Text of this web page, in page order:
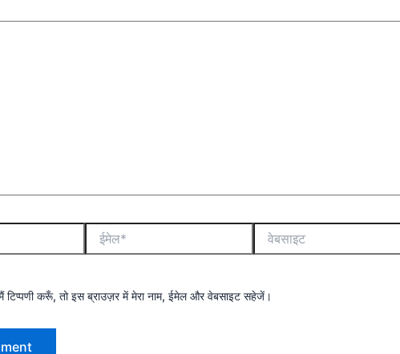
टिप्पणी करूँ, तो इस ब्राउज़र में मेरा नाम, ईमेल और वेबसाइट सहेजें।